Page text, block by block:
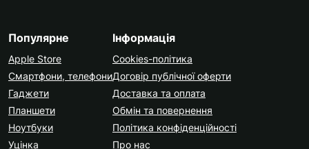
Популярне
Apple Store
Смартфони, телефони
Гаджети
Планшети
Ноутбуки
Уцінка
Інформація
Cookies-політика
Договір публічної оферти
Доставка та оплата
Обмін та повернення
Політика конфіденційності
Про нас